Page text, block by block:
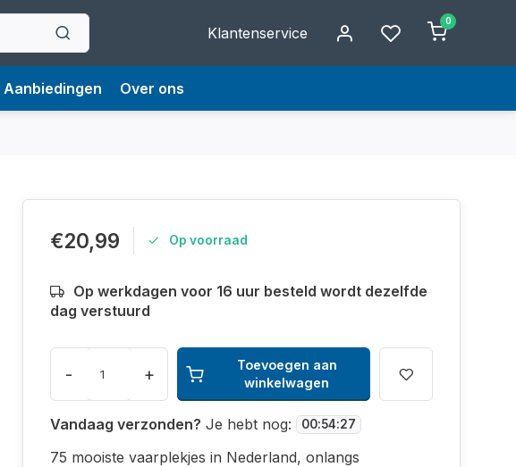
Klantenservice
0
Aanbiedingen Over ons
€20,99 Op voorraad
Op werkdagen voor 16 uur besteld wordt dezelfde
dag verstuurd
- +
Toevoegen aan
winkelwagen
Vandaag verzonden? Je hebt nog: 00:54:27
75 mooiste vaarplekjes in Nederland, onlangs